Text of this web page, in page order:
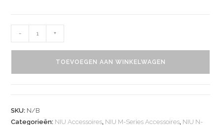
- +
TOEVOEGEN AAN WINKELWAGEN
SKU: N/B
Categorieën: NIU Accessoires, NIU M-Series Accessoires, NIU N-